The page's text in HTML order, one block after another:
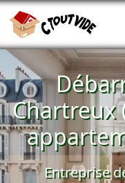
Chartreux
Entreprise